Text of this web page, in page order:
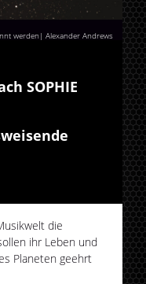
werden| Alexander Andrews
SOPHIE
die
ihr Leben und
Planeten geehrt